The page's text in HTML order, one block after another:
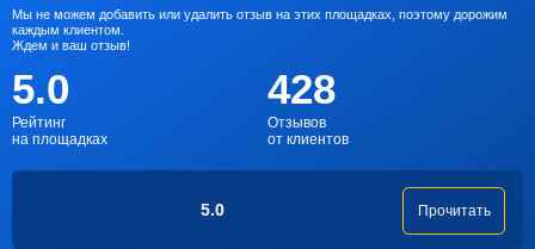
Мы не можем добавить или удалить отзыв на этих площадках, поэтому дорожим
каждым клиентом.
Ждем и ваш отзыв!
5.0
Рейтинг
на площадках
428
Отзывов
от клиентов
5.0 Прочитать